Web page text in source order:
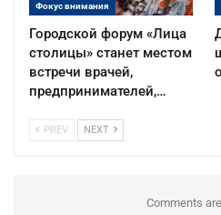
Фокус внимания
Городской форум «Лица
столицы» станет местом
встречи врачей,
предпринимателей,…
PREV NEXT
Comments